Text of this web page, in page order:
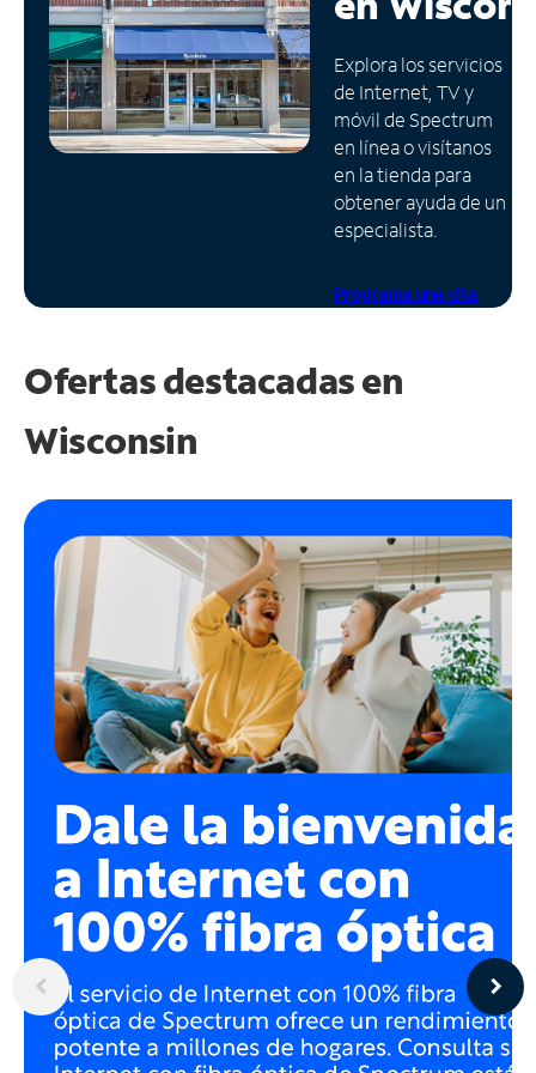
Administrar
cuenta
Encuentra
una
tienda
Explora los servicios
de Internet, TV y
móvil de Spectrum
en línea o visítanos
en la tienda para
obtener ayuda de un
especialista.
Programa una cita
Ofertas destacadas en
Wisconsin